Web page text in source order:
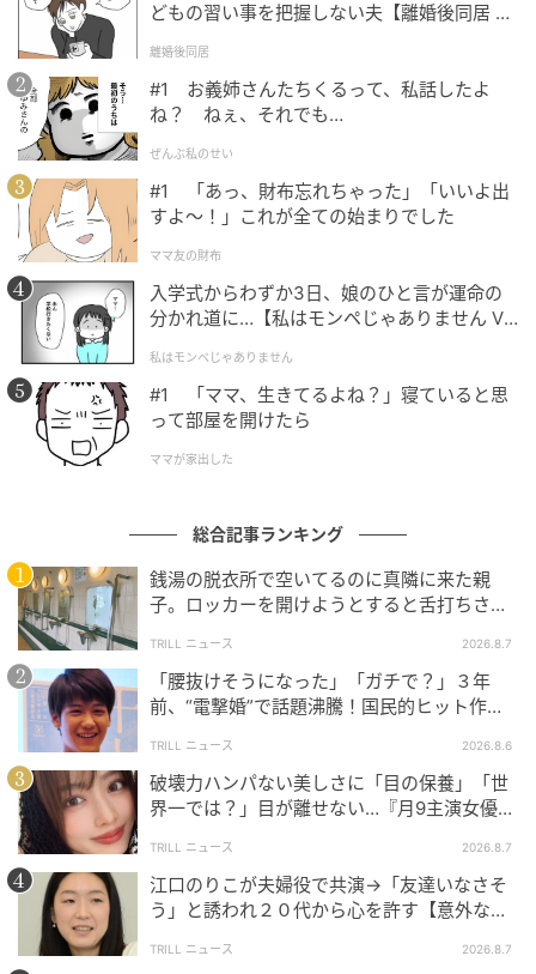
どもの習い事を把握しない夫【離婚後同居 Vo
離婚後同居
#1 お義姉さんたちくるって、私話したよ
ね？ ねぇ、それでも…
ぜんぶ私のせい
#1 「あっ、財布忘れちゃった」「いいよ出
すよ〜！」これが全ての始まりでした
ママ友の財布
入学式からわずか3日、娘のひと言が運命の
分かれ道に…【私はモンペじゃありません Vo
私はモンペじゃありません
#1 「ママ、生きてるよね？」寝ていると思
って部屋を開けたら
ママが家出した
総合記事ランキング
銭湯の脱衣所で空いてるのに真隣に来た親
子。ロッカーを開けようとすると舌打ちさ
中で拍手」
TRILL ニュース 2026.8.7
「腰抜けそうになった」「ガチで？」３年
前、“電撃婚”で話題沸騰！国民的ヒット作
TRILL ニュース 2026.8.6
破壊力ハンパない美しさに「目の保養」「世
界一では？」目が離せない…『月9主演女優
TRILL ニュース 2026.8.7
江口のりこが夫婦役で共演→「友達いなさそ
う」と誘われ２０代から心を許す【意外な親
TRILL ニュース 2026.8.7